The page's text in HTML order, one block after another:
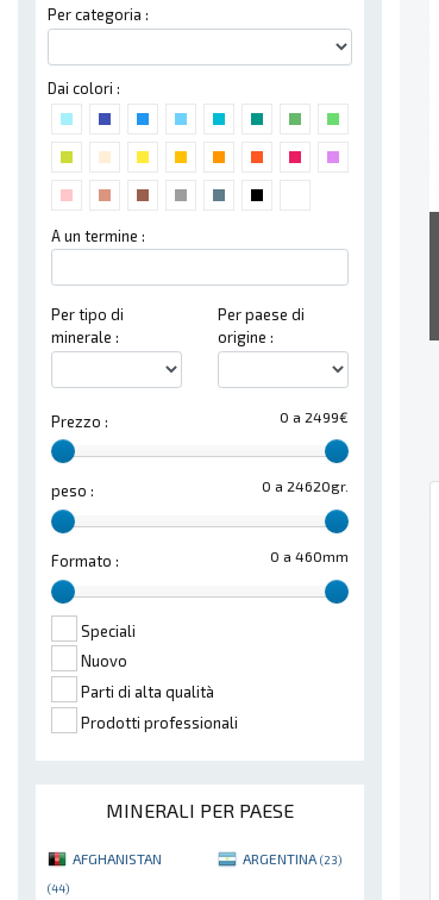
Per categoria :
Dai colori :
A un termine :
Per tipo di
minerale :
Per paese di
origine :
0 a 2499€
Prezzo :
0 a 24620gr.
peso :
0 a 460mm
Formato :
Speciali
Nuovo
Parti di alta qualità
Prodotti professionali
MINERALI PER PAESE
AFGHANISTAN
(44)
ARGENTINA (23)